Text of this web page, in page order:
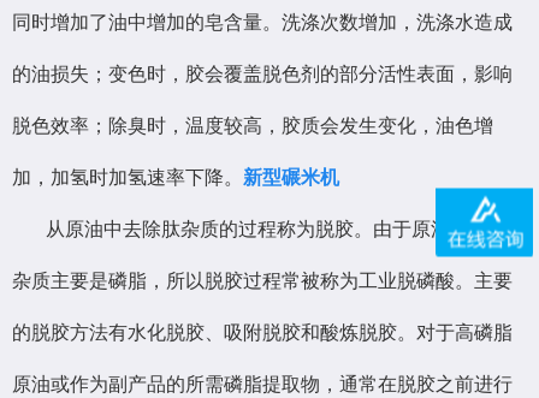
同时增加了油中增加的皂含量。洗涤次数增加，洗涤水造成
的油损失；变色时，胶会覆盖脱色剂的部分活性表面，影响
脱色效率；除臭时，温度较高，胶质会发生变化，油色增
加，加氢时加氢速率下降。 新型碾米机
从原油中去除肽杂质的过程称为脱胶。由于原油中的肽类
杂质主要是磷脂，所以脱胶过程常被称为工业脱磷酸。主要
的脱胶方法有水化脱胶、吸附脱胶和酸炼脱胶。对于高磷脂
原油或作为副产品的所需磷脂提取物，通常在脱胶之前进行